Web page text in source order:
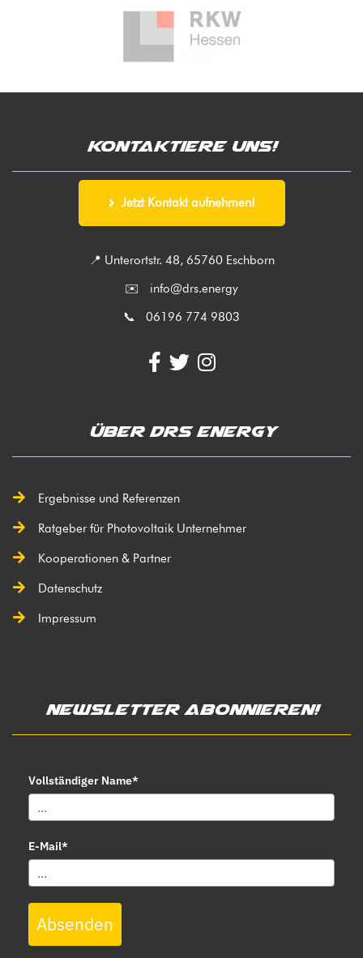
Kontaktiere uns!
Jetzt Kontakt aufnehmen!
📍 Unterortstr. 48, 65760 Eschborn
✉️ info@drs.energy
📞 06196 774 9803
Über DRS Energy
Ergebnisse und Referenzen
Ratgeber für Photovoltaik Unternehmer
Kooperationen & Partner
Datenschutz
Impressum
Newsletter abonnieren!
Vollständiger Name*
E-Mail*
Absenden